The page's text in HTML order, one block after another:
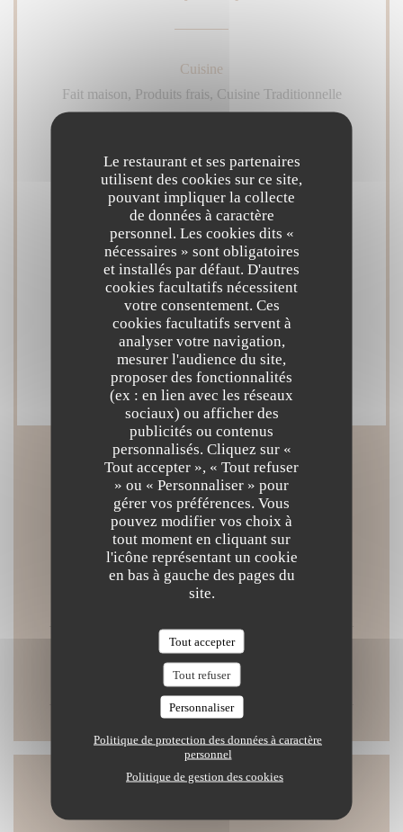
Le restaurant et ses partenaires
utilisent des cookies sur ce site,
pouvant impliquer la collecte
de données à caractère
personnel. Les cookies dits «
nécessaires » sont obligatoires
et installés par défaut. D'autres
cookies facultatifs nécessitent
votre consentement. Ces
cookies facultatifs servent à
analyser votre navigation,
mesurer l'audience du site,
proposer des fonctionnalités
(ex : en lien avec les réseaux
sociaux) ou afficher des
publicités ou contenus
personnalisés. Cliquez sur «
Tout accepter », « Tout refuser
» ou « Personnaliser » pour
gérer vos préférences. Vous
pouvez modifier vos choix à
tout moment en cliquant sur
l'icône représentant un cookie
en bas à gauche des pages du
site.
Tout accepter
Tout refuser
Personnaliser
Politique de protection des données à caractère
personnel
Politique de gestion des cookies
Cuisine
Fait maison, Produits frais, Cuisine Traditionnelle
Restaurant Semi-Gastronomique
Services
Accès aux personnes à mobilité réduite,
Climatisation, Privatisation
Moyens de paiement
Espèces, Paiement Sans Contact, American
Express, Carte Bleue
Horaires
Lun-Ven
12h00 - 14h30
• 19h00 - 22h00
Sam-Dim
Fermé